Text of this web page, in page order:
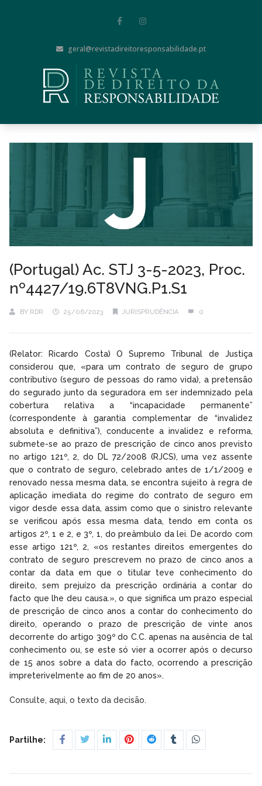
geral@revistadireitoresponsabilidade.pt
(Portugal) Ac. STJ 3-5-2023, Proc.
nº4427/19.6T8VNG.P1.S1
BY RDR 25/06/2023 JURISPRUDÊNCIA 0
(Relator: Ricardo Costa) O Supremo Tribunal de Justiça
considerou que, «para um contrato de seguro de grupo
contributivo (seguro de pessoas do ramo vida), a pretensão
do segurado junto da seguradora em ser indemnizado pela
cobertura relativa a “incapacidade permanente”
(correspondente à garantia complementar de “invalidez
absoluta e definitiva”), conducente a invalidez e reforma,
submete-se ao prazo de prescrição de cinco anos previsto
no artigo 121º, 2, do DL 72/2008 (RJCS), uma vez assente
que o contrato de seguro, celebrado antes de 1/1/2009 e
renovado nessa mesma data, se encontra sujeito à regra de
aplicação imediata do regime do contrato de seguro em
vigor desde essa data, assim como que o sinistro relevante
se verificou após essa mesma data, tendo em conta os
artigos 2º, 1 e 2, e 3º, 1, do preâmbulo da lei. De acordo com
esse artigo 121º, 2, «os restantes direitos emergentes do
contrato de seguro prescrevem no prazo de cinco anos a
contar da data em que o titular teve conhecimento do
direito, sem prejuízo da prescrição ordinária a contar do
facto que lhe deu causa.», o que significa um prazo especial
de prescrição de cinco anos a contar do conhecimento do
direito, operando o prazo de prescrição de vinte anos
decorrente do artigo 309º do C.C. apenas na ausência de tal
conhecimento ou, se este só vier a ocorrer após o decurso
de 15 anos sobre a data do facto, ocorrendo a prescrição
impreterivelmente ao fim de 20 anos».
Consulte, aqui, o texto da decisão.
Partilhe: